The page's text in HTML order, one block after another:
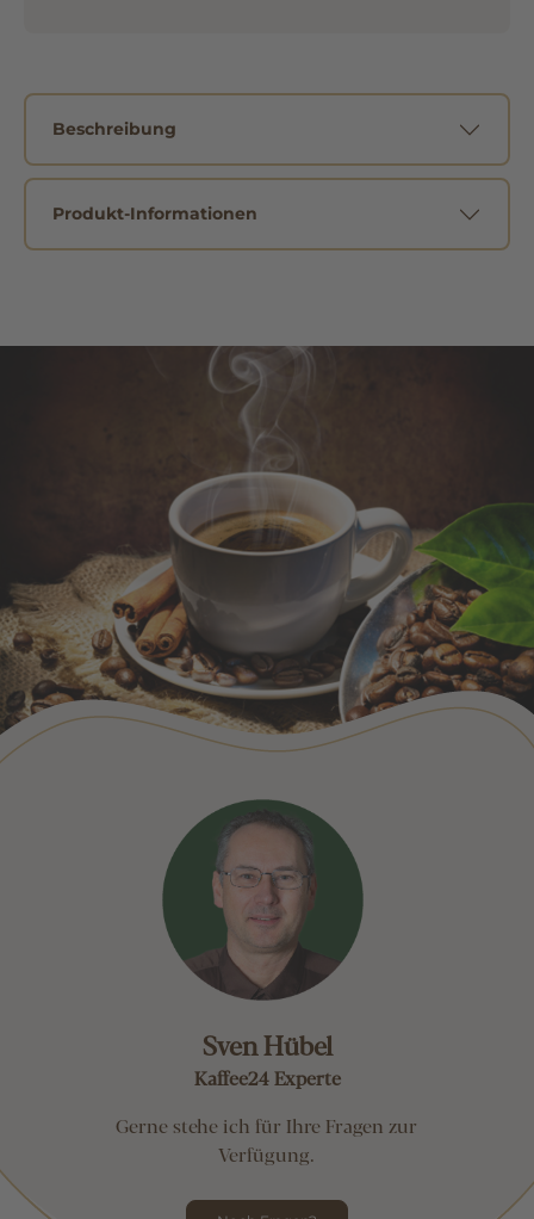
Beschreibung
Produkt-Informationen
Sven Hübel
Kaffee24 Experte
Gerne stehe ich für Ihre Fragen zur
Verfügung.